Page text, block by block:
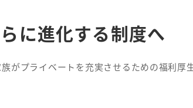
に進化する制度へ
がプライベートを充実させるための福利厚